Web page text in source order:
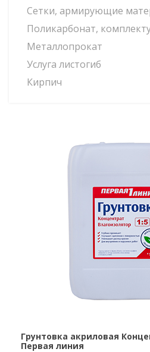
Сетки, армирующие
Поликарбонат,
Металлопрокат
Услуга листогиб
Кирпич
Грунтовка акриловая
Первая линия